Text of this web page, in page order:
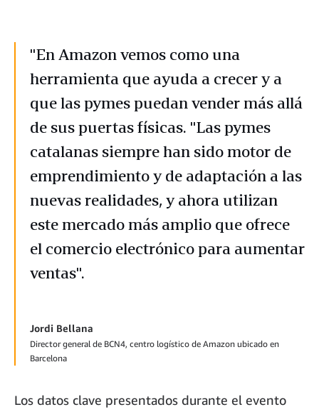
"En Amazon vemos como una
herramienta que ayuda a crecer y a
que las pymes puedan vender más allá
de sus puertas físicas. "Las pymes
catalanas siempre han sido motor de
emprendimiento y de adaptación a las
nuevas realidades, y ahora utilizan
este mercado más amplio que ofrece
el comercio electrónico para aumentar
ventas".
Jordi Bellana
Director general de BCN4, centro logístico de Amazon ubicado en
Barcelona
Los datos clave presentados durante el evento